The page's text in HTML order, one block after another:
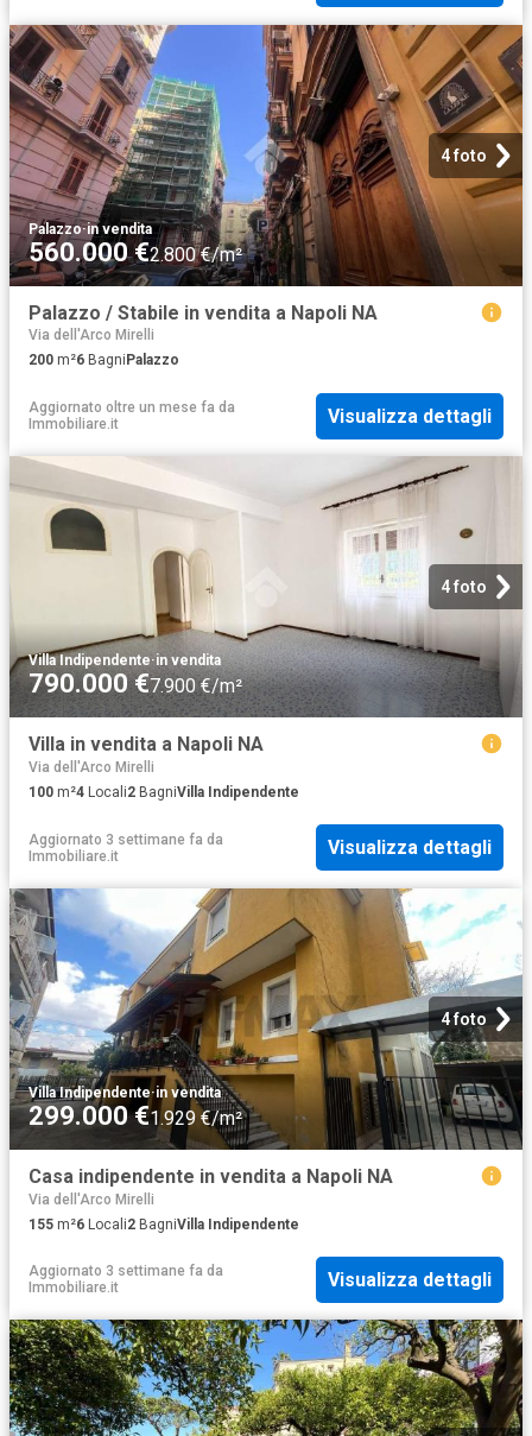
4 foto
Palazzo·in vendita
560.000 €2.800 €/m²
Palazzo / Stabile in vendita a Napoli NA
Via dell'Arco Mirelli
200 m²6 Bagni Palazzo
Aggiornato oltre un mese fa da
Immobiliare.it
Visualizza dettagli
4 foto
Villa Indipendente·in vendita
790.000 €7.900 €/m²
Villa in vendita a Napoli NA
Via dell'Arco Mirelli
100 m²4 Locali2 BagniVilla Indipendente
Aggiornato 3 settimane fa da
Immobiliare.it
Visualizza dettagli
4 foto
Villa Indipendente·in vendita
299.000 €1.929 €/m²
Casa indipendente in vendita a Napoli NA
Via dell'Arco Mirelli
155 m²6 Locali2 BagniVilla Indipendente
Aggiornato 3 settimane fa da
Immobiliare.it
Visualizza dettagli